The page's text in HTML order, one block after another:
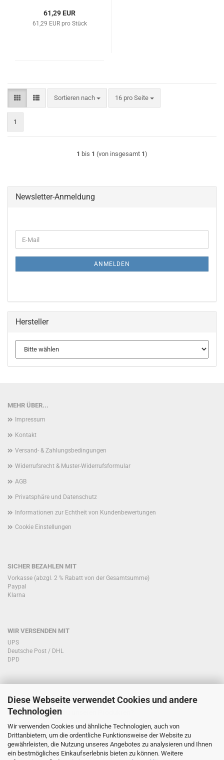
Diese Webseite verwendet Cookies und andere
Technologien
Wir verwenden Cookies und ähnliche Technologien, auch von
Drittanbietern, um die ordentliche Funktionsweise der Website zu
gewährleisten, die Nutzung unseres Angebotes zu analysieren und Ihnen
ein bestmögliches Einkaufserlebnis bieten zu können. Weitere
61,29 EUR
61,29 EUR pro Stück
Sortieren nach
Sortieren nach 16 pro Seite
pro Seite
1
1 bis 1 (von insgesamt 1)
Newsletter-Anmeldung
ZUR
E-
Mail
ANMELDEN
Hersteller
MEHR ÜBER...
Impressum
Kontakt
Versand- & Zahlungsbedingungen
Widerrufsrecht & Muster-Widerrufsformular
AGB
Privatsphäre und Datenschutz
Informationen zur Echtheit von Kundenbewertungen
Cookie Einstellungen
SICHER BEZAHLEN MIT
Vorkasse (abzgl. 2 % Rabatt von der Gesamtsumme)
Paypal
Klarna
WIR VERSENDEN MIT
UPS
Deutsche Post / DHL
DPD
KONTAKT KUNDENSERVICE
Sie haben Fragen zu unseren Produkten?
Telefon:
0151/51760708